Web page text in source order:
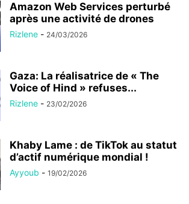
Amazon Web Services perturbé
après une activité de drones
Rizlene - 24/03/2026
Gaza: La réalisatrice de « The
Voice of Hind » refuses...
Rizlene - 23/02/2026
Khaby Lame : de TikTok au statut
d’actif numérique mondial !
Ayyoub - 19/02/2026